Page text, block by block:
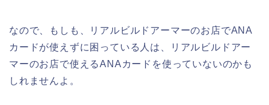
なので、もしも、リアルビルドアーマーのお店でANA
カードが使えずに困っている人は、リアルビルドアー
マーのお店で使えるANAカードを使っていないのかも
しれませんよ。